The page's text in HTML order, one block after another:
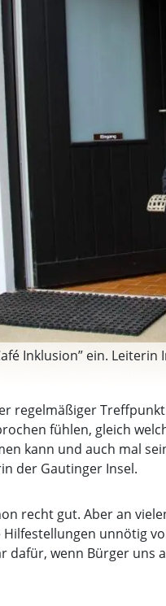
Inklusion” ein.
regelmäßiger
fühlen, gleich
kann und auch mal
der Gautinger Insel.
recht gut. Aber an
unnötig
dafür, wenn Bürger